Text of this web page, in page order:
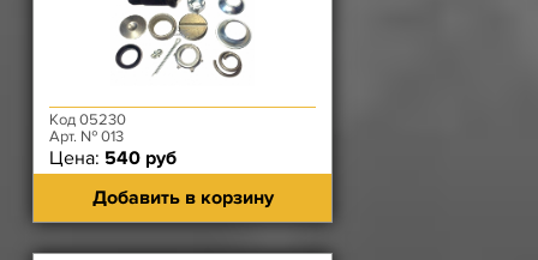
Код 05230
Арт. № 013
Цена: 540 руб
Добавить в корзину